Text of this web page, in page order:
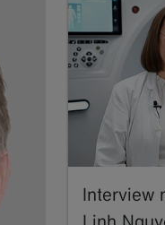
Interview